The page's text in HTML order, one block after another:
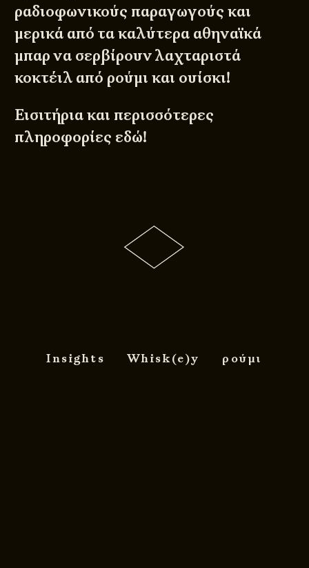
ραδιοφωνικούς παραγωγούς και
μερικά από τα καλύτερα αθηναϊκά
μπαρ να σερβίρουν λαχταριστά
κοκτέιλ από ρούμι και ουίσκι!
Εισιτήρια και περισσότερες
πληροφορίες εδώ!
Insights Whisk(e)y ρούμι